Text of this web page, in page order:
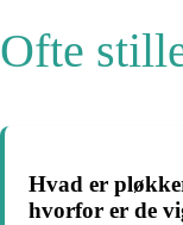
Ofte
Hvad er
hvorfor er de